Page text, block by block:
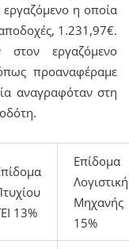
η οποία
1.231,97€.
στον εργαζόμενο
προαναφέραμε
αναγραφόταν στη
13%
Επίδομα
Μηχανής
15%